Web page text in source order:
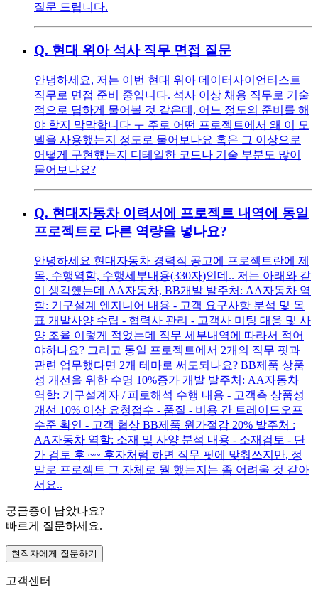
질문 드립니다.
Q. 현대 위아 석사 직무 면접 질문
안녕하세요, 저는 이번 현대 위아 데이터사이언티스트
직무로 면접 준비 중입니다. 석사 이상 채용 직무로 기술
적으로 딥하게 물어볼 것 같은데, 어느 정도의 준비를 해
야 할지 막막합니다 ㅜ 주로 어떤 프로젝트에서 왜 이 모
델을 사용했는지 정도로 물어보나요 혹은 그 이상으로
어떻게 구현헀는지 디테일한 코드나 기술 부분도 많이
물어보나요?
Q. 현대자동차 이력서에 프로젝트 내역에 동일
프로젝트로 다른 역량을 넣나요?
안녕하세요 현대자동차 경력직 공고에 프로젝트란에 제
목, 수행역할, 수행세부내용(330자)인데.. 저는 아래와 같
이 생각했는데 AA자동차, BB개발 발주처: AA자동차 역
할: 기구설계 엔지니어 내용 - 고객 요구사항 분석 및 목
표 개발사양 수립 - 협력사 관리 - 고객사 미팅 대응 및 사
양 조율 이렇게 적었는데 직무 세부내역에 따라서 적어
야하나요? 그리고 동일 프로젝트에서 2개의 직무 핏과
관련 업무했다면 2개 테마로 써도되나요? BB제품 상품
성 개선을 위한 수명 10%증가 개발 발주처: AA자동차
역할: 기구설계자 / 피로해석 수행 내용 - 고객측 상품성
개선 10% 이상 요청접수 - 품질 - 비용 간 트레이드오프
수준 확인 - 고객 협상 BB제품 원가절감 20% 발주처 :
AA자동차 역할: 소재 및 사양 분석 내용 - 소재검토 - 단
가 검토 후 ~~ 후자처럼 하면 직무 핏에 맞춰쓰지만, 정
말로 프로젝트 그 자체로 뭘 했는지는 좀 어려울 것 같아
서요..
궁금증이 남았나요?
빠르게 질문하세요.
현직자에게 질문하기
고객센터